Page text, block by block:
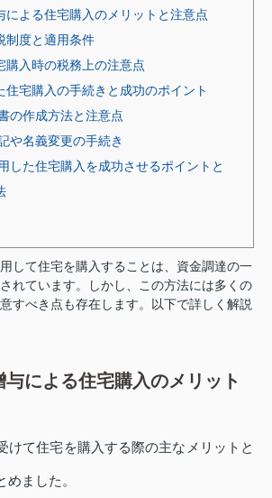
による住宅購入のメリットと注意点
制度と適用条件
購入時の税務上の注意点
住宅購入の手続きと成功のポイント
の作成方法と注意点
や名義変更の手続き
した住宅購入を成功させるポイントと
して住宅を購入することは、資金調達の一
れています。しかし、この方法には多くの
すべき点も存在します。以下で詳しく解説
与による住宅購入のメリット
けて住宅を購入する際の主なメリットと
ました。